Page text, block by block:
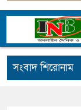
সংবাদ শিরোনাম